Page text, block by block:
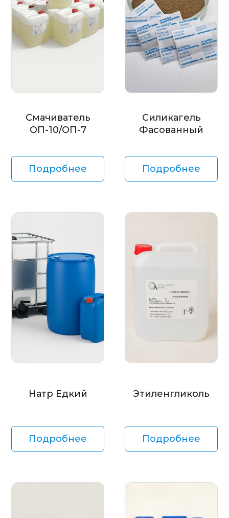
Смачиватель
ОП-10/ОП-7
Подробнее
Силикагель
Фасованный
Подробнее
Натр Едкий
Подробнее
Этиленгликоль
Подробнее